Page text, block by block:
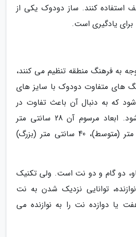
استفاده کنند. ساز دودوک یکی از
یادگیری است.
به فرهنگ منطقه تنظیم می کنند،
های متفاوت دودوک با سایز های
که به دنبال آن باعث تفاوت در
صدای دودوک می شود. ابعاد مرسوم آن 28 سانتی متر
(کوچک)، 33 سانتی متر (متوسط)، 40 سانتی متر (بزرگ)
دو گام و دو نت است. ولی تکنیک
توانایی نزدیک شدن به نت
یا دوازده نت را به نوازنده می